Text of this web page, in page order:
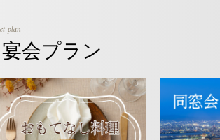
plan
会プラン